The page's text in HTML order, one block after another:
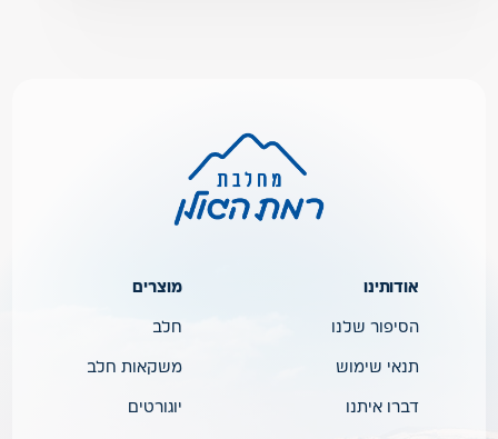
אודותינו
הסיפור שלנו
תנאי שימוש
דברו איתנו
מוצרים
חלב
משקאות חלב
יוגורטים